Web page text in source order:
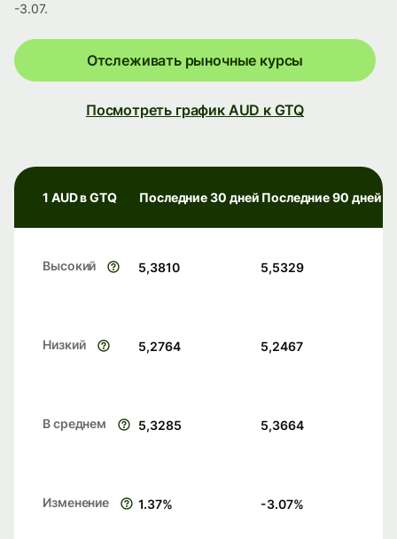
-3.07.
Отслеживать рыночные курсы
Посмотреть график AUD к GTQ
1 AUD в GTQ Последние 30 дней Последние 90 дней
Высокий 5,3810 5,5329
Низкий 5,2764 5,2467
В среднем 5,3285 5,3664
Изменение 1.37% -3.07%